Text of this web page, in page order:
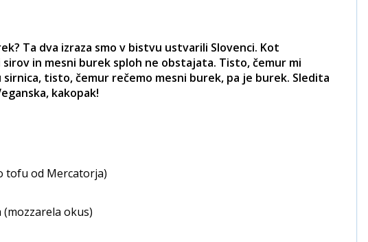
Ta dva izraza smo v bistvu ustvarili Slovenci. Kot
in mesni burek sploh ne obstajata. Tisto, čemur mi
tisto, čemur rečemo mesni burek, pa je burek. Sledita
kakopak!
tofu od Mercatorja)
(mozzarela okus)